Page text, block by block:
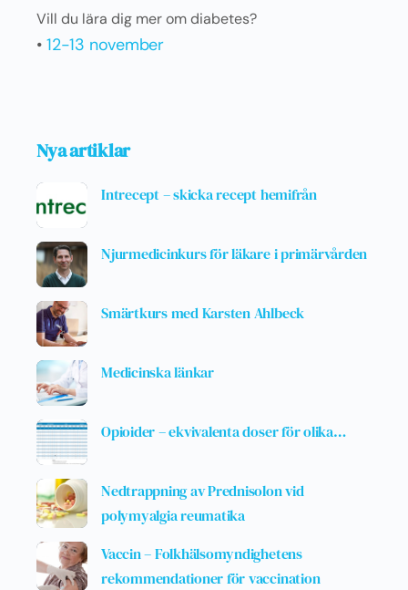
Vill du lära dig mer om diabetes?
• 12-13 november
Nya artiklar
Intrecept – skicka recept hemifrån
Njurmedicinkurs för läkare i primärvården
Smärtkurs med Karsten Ahlbeck
Medicinska länkar
Opioider – ekvivalenta doser för olika…
Nedtrappning av Prednisolon vid
polymyalgia reumatika
Vaccin – Folkhälsomyndighetens
rekommendationer för vaccination